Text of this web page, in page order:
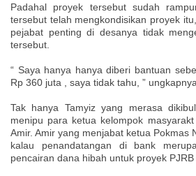
Padahal proyek tersebut sudah
tersebut telah mengkondisikan proyek
pejabat penting di desanya tidak
tersebut.
“ Saya hanya hanya diberi bantuan
Rp 360 juta , saya tidak tahu, ”
Tak hanya Tamyiz yang merasa
menipu para ketua kelompok
Amir. Amir yang menjabat ketua Pokmas
kalau penandatangan di bank
pencairan dana hibah untuk proyek PJRB